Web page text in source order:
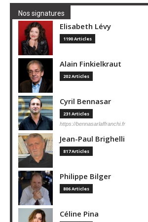
Nos signatures
Elisabeth Lévy
1190 Articles
Alain Finkielkraut
202 Articles
Cyril Bennasar
231 Articles
https://bennasarlaffranchi.fr
Jean-Paul Brighelli
817 Articles
Philippe Bilger
806 Articles
Céline Pina